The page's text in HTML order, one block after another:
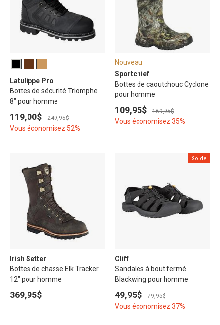
Latulippe Pro
Bottes de sécurité Triomphe
8" pour homme
119,00$ 249,95$
Vous économisez 52%
Nouveau
Sportchief
Bottes de caoutchouc Cyclone
pour homme
109,95$ 169,95$
Vous économisez 35%
Irish Setter
Bottes de chasse Elk Tracker
12" pour homme
369,95$
Solde
Cliff
Sandales à bout fermé
Blackwing pour homme
49,95$ 79,95$
Vous économisez 37%